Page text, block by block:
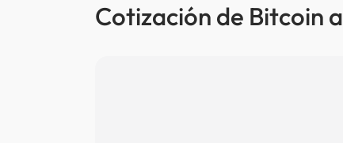
Cotización de Bitcoin